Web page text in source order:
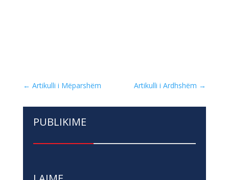
← Artikulli i Mëparshëm Artikulli i Ardhshëm →
PUBLIKIME